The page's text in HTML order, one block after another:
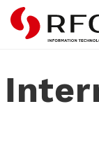
RFC